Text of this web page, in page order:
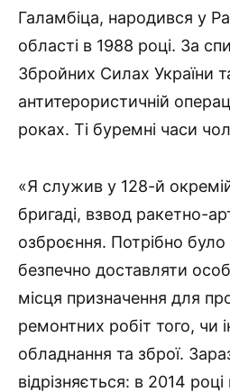
Галамбіца, народився у
області в 1988 році. За
Збройних Силах України
антитерористичній
роках. Ті буремні часи
«Я служив у 128-й окремій
бригаді, взвод ракетно-
озброєння. Потрібно було
безпечно доставляти
місця призначення для
ремонтних робіт того, чи
обладнання та зброї.
відрізняється: в 2014